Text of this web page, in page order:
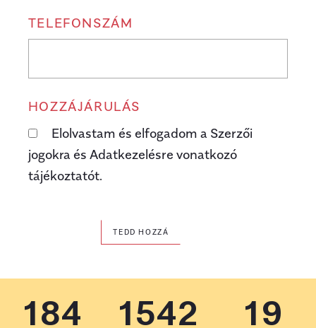
TELEFONSZÁM
HOZZÁJÁRULÁS
Elolvastam és elfogadom a Szerzői
jogokra és Adatkezelésre vonatkozó
tájékoztatót.
TEDD HOZZÁ
184 1542 19